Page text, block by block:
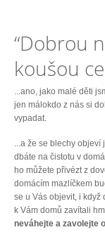
“Dobrou
koušou
...ano, jako malé děti
jen málokdo z nás si
vypadat.
...a že se blechy objeví
dbáte na čistotu v
ho můžete přivézt z
domácím mazlíčkem
se u Vás objevit, i když
k Vám domů zavítali
neváhejte a zavolejte